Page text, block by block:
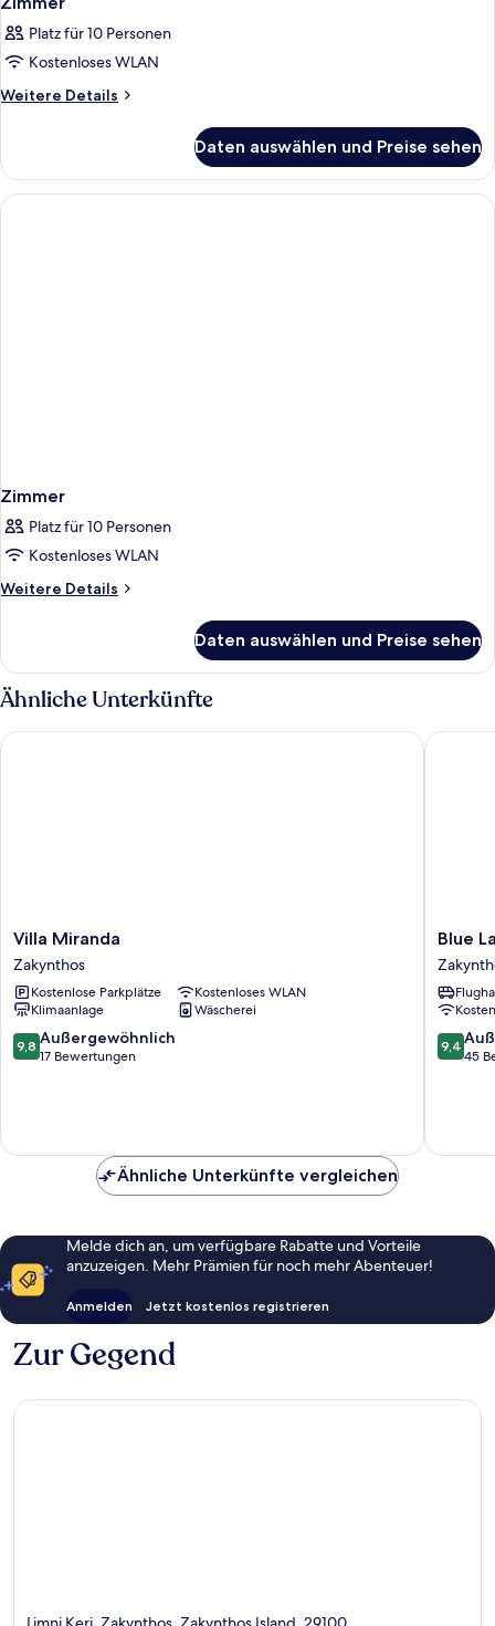
Platz für 10 Personen
Kostenloses WLAN
Weitere Details
Weitere
Daten auswählen und Preise sehen
Zimmer
Platz für 10 Personen
Kostenloses WLAN
Weitere Details
Weitere
Daten auswählen und Preise sehen
Ähnliche Unterkünfte
Villa
Miranda
Zakynthos
Villa Miranda
Zakynthos
Kostenlose Parkplätze
Kostenloses WLAN
Klimaanlage
Wäscherei
9.8
von
9,8 Außergewöhnlich
17 Bewertungen
Villa Miranda
Blue
Lake
Blue
9.4
von
9,4
45
Blue
Ähnliche Unterkünfte vergleichen
Melde dich an, um verfügbare Rabatte und Vorteile
anzuzeigen. Mehr Prämien für noch mehr Abenteuer!
Anmelden Jetzt kostenlos registrieren
Zur Gegend